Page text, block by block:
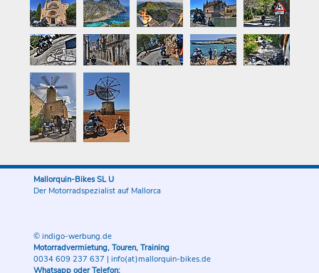
Mallorquin-Bikes SL U
Der Motorradspezialist auf Mallorca
© indigo-werbung.de
Motorradvermietung, Touren, Training
0034 609 237 637 | info(at)mallorquin-bikes.de
Whatsapp oder Telefon: